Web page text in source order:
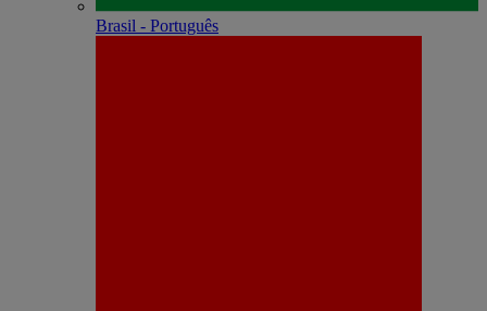
Brasil - Português